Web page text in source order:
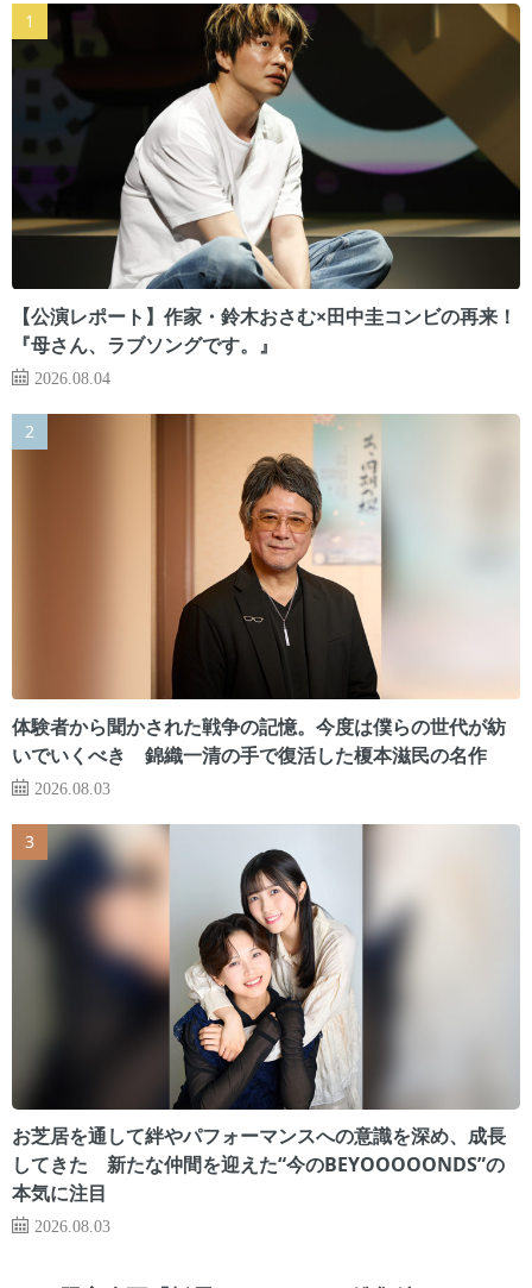
【公演レポート】作家・鈴木おさむ×田中圭コンビの再来！
『母さん、ラブソングです。』
2026.08.04
体験者から聞かされた戦争の記憶。今度は僕らの世代が紡
いでいくべき 錦織一清の手で復活した榎本滋民の名作
2026.08.03
お芝居を通して絆やパフォーマンスへの意識を深め、成長
してきた 新たな仲間を迎えた“今のBEYOOOOONDS”の
本気に注目
2026.08.03